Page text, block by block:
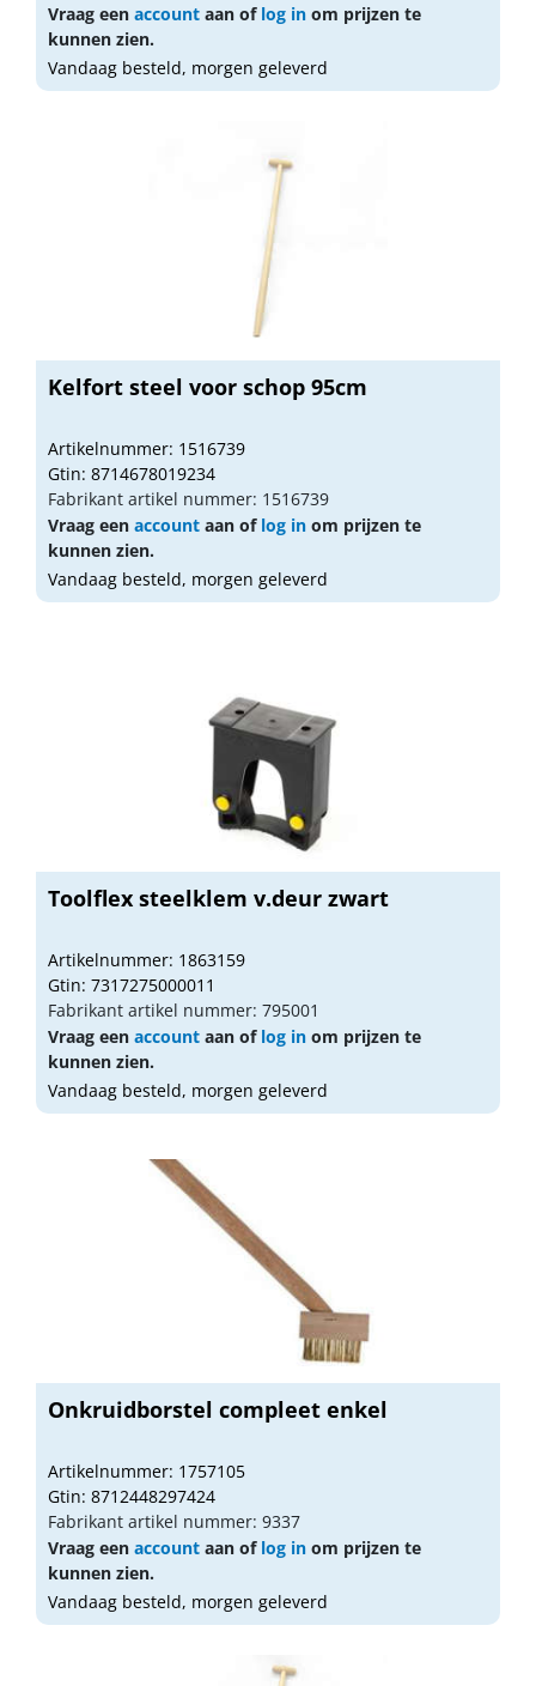
Vraag een account aan of log in om prijzen te
kunnen zien.
Vandaag besteld, morgen geleverd
Kelfort steel voor schop 95cm
Artikelnummer: 1516739
Gtin: 8714678019234
Fabrikant artikel nummer: 1516739
Vraag een account aan of log in om prijzen te
kunnen zien.
Vandaag besteld, morgen geleverd
Toolflex steelklem v.deur zwart
Artikelnummer: 1863159
Gtin: 7317275000011
Fabrikant artikel nummer: 795001
Vraag een account aan of log in om prijzen te
kunnen zien.
Vandaag besteld, morgen geleverd
Onkruidborstel compleet enkel
Artikelnummer: 1757105
Gtin: 8712448297424
Fabrikant artikel nummer: 9337
Vraag een account aan of log in om prijzen te
kunnen zien.
Vandaag besteld, morgen geleverd